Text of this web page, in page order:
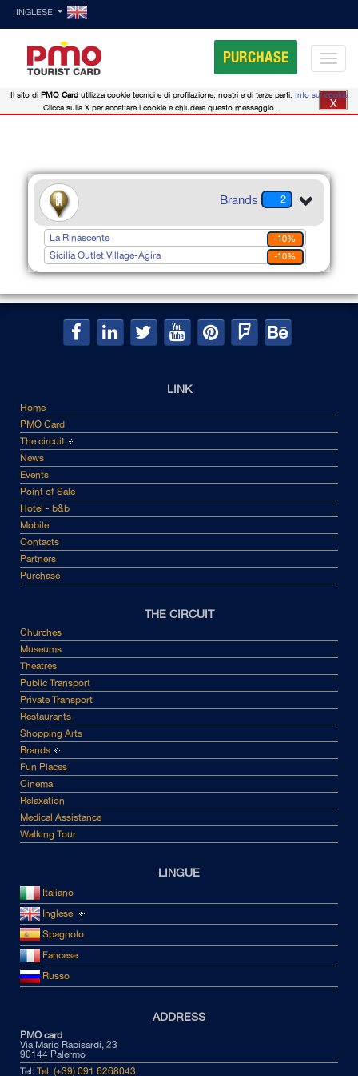
INGLESE
PURCHASE
2
Brands
La Rinascente -10%
Sicilia Outlet Village-Agira -10%
LINK
Home
PMO Card
The circuit
News
Events
Point of Sale
Hotel - b&b
Mobile
Contacts
Partners
Purchase
THE CIRCUIT
Churches
Museums
Theatres
Public Transport
Private Transport
Restaurants
Shopping Arts
Brands
Fun Places
Cinema
Relaxation
Medical Assistance
Walking Tour
LINGUE
Italiano
Inglese
Spagnolo
Fancese
Russo
ADDRESS
PMO card
Via Mario Rapisardi, 23
90144 Palermo
Tel: Tel. (+39) 091 6268043
Il sito di PMO Card utilizza cookie tecnici e di profilazione, nostri e di terze parti. Info sui cookie
Clicca sulla X per accettare i cookie e chiudere questo messaggio.
X